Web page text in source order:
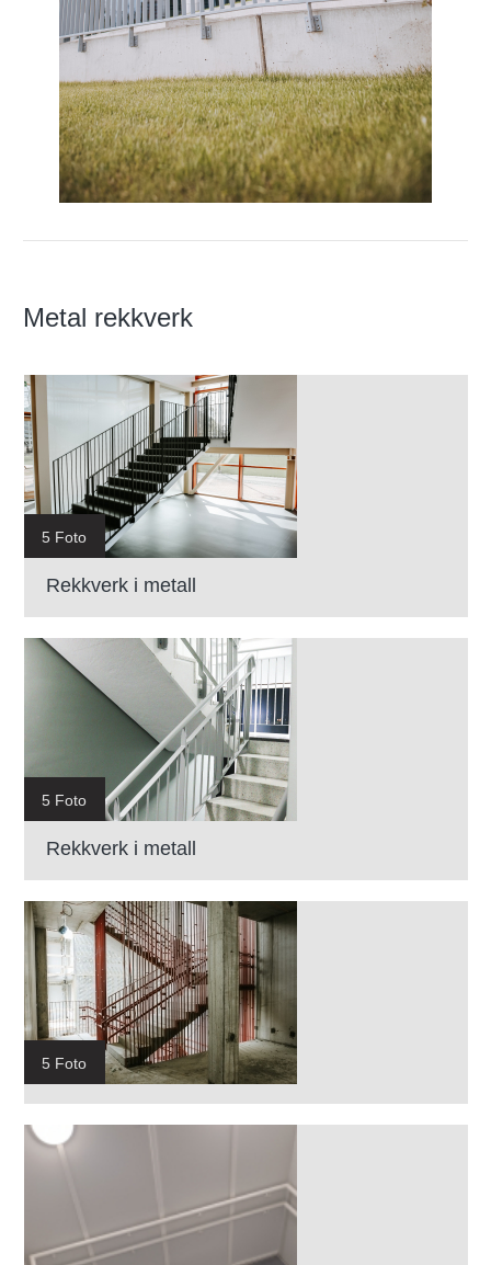
Metal rekkverk
5 Foto
Rekkverk i metall
5 Foto
Rekkverk i metall
5 Foto